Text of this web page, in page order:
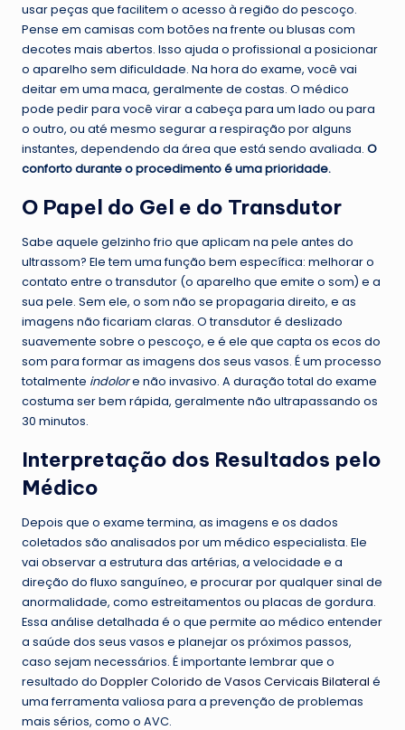
usar peças que facilitem o acesso à região do pescoço.
Pense em camisas com botões na frente ou blusas com
decotes mais abertos. Isso ajuda o profissional a posicionar
o aparelho sem dificuldade. Na hora do exame, você vai
deitar em uma maca, geralmente de costas. O médico
pode pedir para você virar a cabeça para um lado ou para
o outro, ou até mesmo segurar a respiração por alguns
instantes, dependendo da área que está sendo avaliada. O
conforto durante o procedimento é uma prioridade.
O Papel do Gel e do Transdutor
Sabe aquele gelzinho frio que aplicam na pele antes do
ultrassom? Ele tem uma função bem específica: melhorar o
contato entre o transdutor (o aparelho que emite o som) e a
sua pele. Sem ele, o som não se propagaria direito, e as
imagens não ficariam claras. O transdutor é deslizado
suavemente sobre o pescoço, e é ele que capta os ecos do
som para formar as imagens dos seus vasos. É um processo
totalmente indolore não invasivo. A duração total do exame
costuma ser bem rápida, geralmente não ultrapassando os
30 minutos.
Interpretação dos Resultados pelo
Médico
Depois que o exame termina, as imagens e os dados
coletados são analisados por um médico especialista. Ele
vai observar a estrutura das artérias, a velocidade e a
direção do fluxo sanguíneo, e procurar por qualquer sinal de
anormalidade, como estreitamentos ou placas de gordura.
Essa análise detalhada é o que permite ao médico entender
a saúde dos seus vasos e planejar os próximos passos,
caso sejam necessários. É importante lembrar que o
resultado do Doppler Colorido de Vasos Cervicais Bilateral é
uma ferramenta valiosa para a prevenção de problemas
mais sérios, como o AVC.